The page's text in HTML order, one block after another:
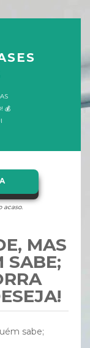
💰
acaso.
MAS
SABE;
sabe;